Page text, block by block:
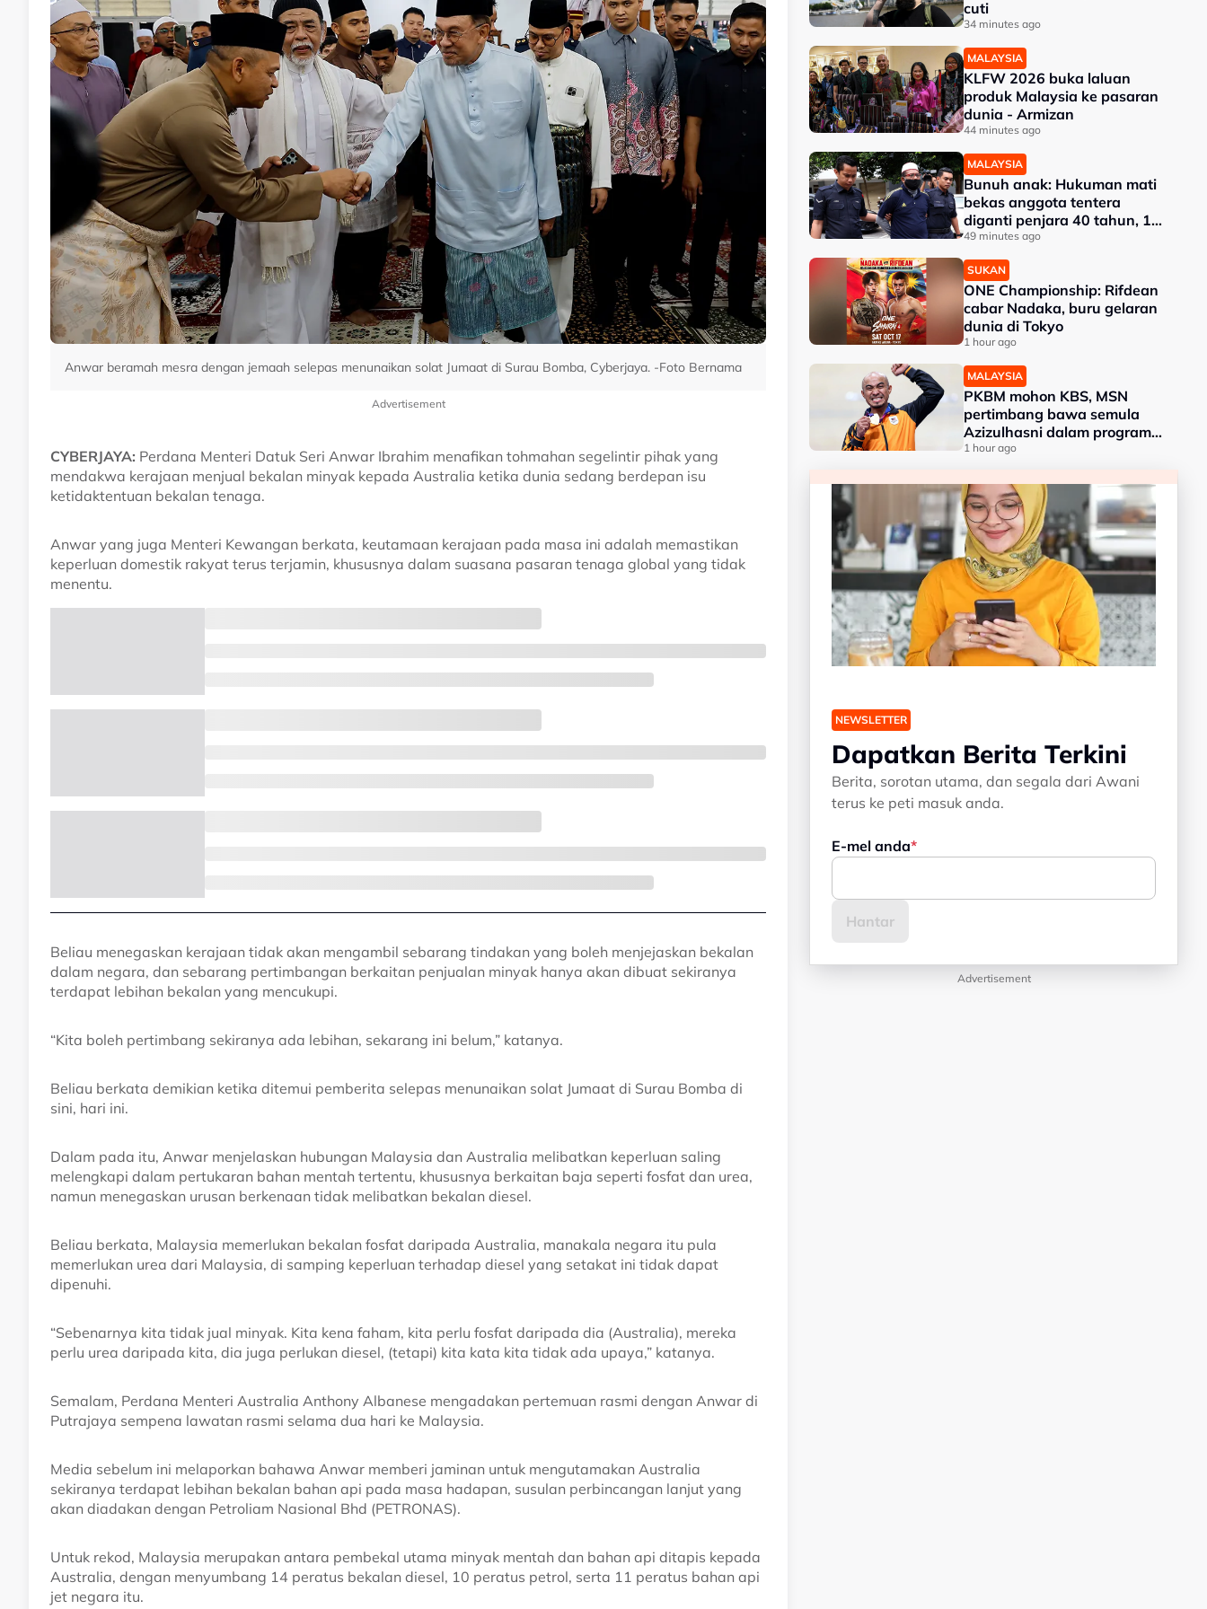
Anwar beramah mesra dengan jemaah selepas menunaikan solat Jumaat di Surau Bomba, Cyberjaya. -Foto Bernama
Advertisement
CYBERJAYA: Perdana Menteri Datuk Seri Anwar Ibrahim menafikan tohmahan segelintir pihak yang
mendakwa kerajaan menjual bekalan minyak kepada Australia ketika dunia sedang berdepan isu
ketidaktentuan bekalan tenaga.
Anwar yang juga Menteri Kewangan berkata, keutamaan kerajaan pada masa ini adalah memastikan
keperluan domestik rakyat terus terjamin, khususnya dalam suasana pasaran tenaga global yang tidak
menentu.
Beliau menegaskan kerajaan tidak akan mengambil sebarang tindakan yang boleh menjejaskan bekalan
dalam negara, dan sebarang pertimbangan berkaitan penjualan minyak hanya akan dibuat sekiranya
terdapat lebihan bekalan yang mencukupi.
“Kita boleh pertimbang sekiranya ada lebihan, sekarang ini belum,” katanya.
Beliau berkata demikian ketika ditemui pemberita selepas menunaikan solat Jumaat di Surau Bomba di
sini, hari ini.
Dalam pada itu, Anwar menjelaskan hubungan Malaysia dan Australia melibatkan keperluan saling
melengkapi dalam pertukaran bahan mentah tertentu, khususnya berkaitan baja seperti fosfat dan urea,
namun menegaskan urusan berkenaan tidak melibatkan bekalan diesel.
Beliau berkata, Malaysia memerlukan bekalan fosfat daripada Australia, manakala negara itu pula
memerlukan urea dari Malaysia, di samping keperluan terhadap diesel yang setakat ini tidak dapat
dipenuhi.
“Sebenarnya kita tidak jual minyak. Kita kena faham, kita perlu fosfat daripada dia (Australia), mereka
perlu urea daripada kita, dia juga perlukan diesel, (tetapi) kita kata kita tidak ada upaya,” katanya.
Semalam, Perdana Menteri Australia Anthony Albanese mengadakan pertemuan rasmi dengan Anwar di
Putrajaya sempena lawatan rasmi selama dua hari ke Malaysia.
Media sebelum ini melaporkan bahawa Anwar memberi jaminan untuk mengutamakan Australia
sekiranya terdapat lebihan bekalan bahan api pada masa hadapan, susulan perbincangan lanjut yang
akan diadakan dengan Petroliam Nasional Bhd (PETRONAS).
Untuk rekod, Malaysia merupakan antara pembekal utama minyak mentah dan bahan api ditapis kepada
Australia, dengan menyumbang 14 peratus bekalan diesel, 10 peratus petrol, serta 11 peratus bahan api
jet negara itu.
cuti
34 minutes ago
MALAYSIA
KLFW 2026 buka laluan
produk Malaysia ke pasaran
dunia - Armizan
44 minutes ago
MALAYSIA
Bunuh anak: Hukuman mati
bekas anggota tentera
diganti penjara 40 tahun, 12
sebatan
49 minutes ago
SUKAN
ONE Championship: Rifdean
cabar Nadaka, buru gelaran
dunia di Tokyo
1 hour ago
MALAYSIA
PKBM mohon KBS, MSN
pertimbang bawa semula
Azizulhasni dalam program
RTG
1 hour ago
NEWSLETTER
Dapatkan Berita Terkini
Berita, sorotan utama, dan segala dari Awani
terus ke peti masuk anda.
E-mel anda
Advertisement